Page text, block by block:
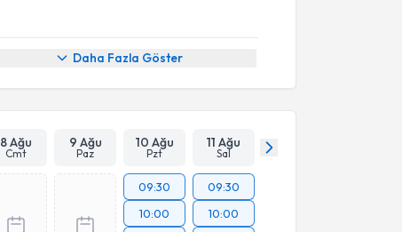
Daha Fazla Göster
8 Ağu
Cmt
9 Ağu
Paz
10 Ağu
Pzt
11 Ağu
Sal
09:30
10:00
09:30
10:00